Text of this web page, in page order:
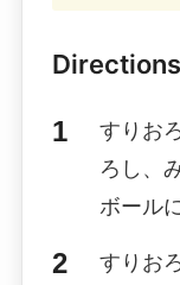
Directions
すりお
ろし、
ボール
すりお